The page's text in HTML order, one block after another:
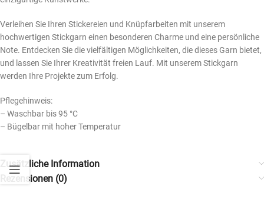
Verleihen Sie Ihren Stickereien und Knüpfarbeiten mit unserem
hochwertigen Stickgarn einen besonderen Charme und eine persönliche
Note. Entdecken Sie die vielfältigen Möglichkeiten, die dieses Garn bietet,
und lassen Sie Ihrer Kreativität freien Lauf. Mit unserem Stickgarn
werden Ihre Projekte zum Erfolg.
Pflegehinweis:
– Waschbar bis 95 °C
– Bügelbar mit hoher Temperatur
Zusätzliche Information
Rezensionen (0)